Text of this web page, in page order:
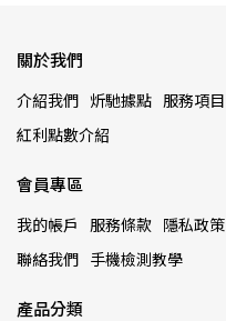
關於我們
介紹我們 炘馳據點 服務項目
紅利點數介紹
會員專區
我的帳戶 服務條款 隱私政策
聯絡我們 手機檢測教學
產品分類